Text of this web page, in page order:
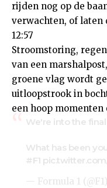
rijden nog op de
verwachten, of laten
12:57
Stroomstoring,
van een
groene vlag wordt
uitloopstrook in
een hoop
We're into the
What has been
#F1
— Formula 1 (@F1)